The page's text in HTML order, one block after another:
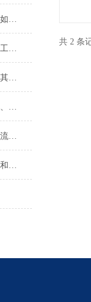
上海德惠防爆离心风机运转中如何做降噪处理
德惠特种离心风机串联与并联工作方式
分享！上海德惠风机价格以及其在市场上的竞争优势
上海德惠风机介绍：离心风机、轴流风机、混流风机的区别
上海德惠介绍：离心风机、轴流风机、混流风机的应用和特点
上海德惠风机介绍：轴流风机和离心风机在机械通风中的作用
共 2 条